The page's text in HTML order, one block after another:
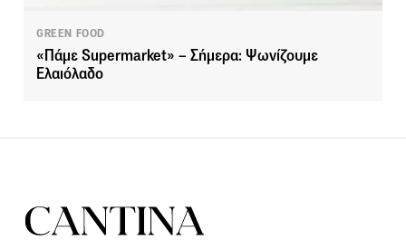
GREEN FOOD
«Πάμε Supermarket» – Σήμερα: Ψωνίζουμε
Ελαιόλαδο